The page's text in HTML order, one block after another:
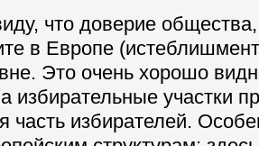
что доверие
в Европе
Это очень хорошо
избирательные участки
часть избирателей.